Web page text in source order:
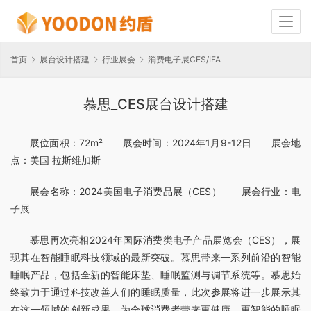
首页 展台设计搭建 行业展会 消费电子展CES/IFA
慕思_CES展台设计搭建
展位面积：72m²　　展会时间：2024年1月9-12日　　展会地
点：美国 拉斯维加斯
展会名称：2024美国电子消费品展（CES）　　展会行业：电
子展
慕思再次亮相2024年国际消费类电子产品展览会（CES），展
现其在智能睡眠科技领域的最新突破。慕思带来一系列前沿的智能
睡眠产品，包括全新的智能床垫、睡眠监测与调节系统等。慕思始
终致力于通过科技改善人们的睡眠质量，此次参展将进一步展示其